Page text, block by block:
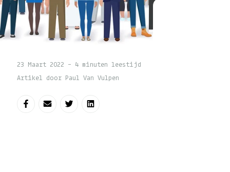
23 Maart 2022 - 4 minuten leestijd
Artikel door Paul Van Vulpen